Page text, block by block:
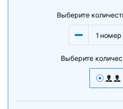
Выберите
1 номер
Выберите